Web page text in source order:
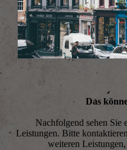
Das
Nachfolgend sehen Sie
Leistungen. Bitte
weiteren